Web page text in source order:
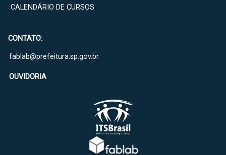
CALENDÁRIO DE CURSOS
CONTATO:
fablab@prefeitura.sp.gov.br
OUVIDORIA